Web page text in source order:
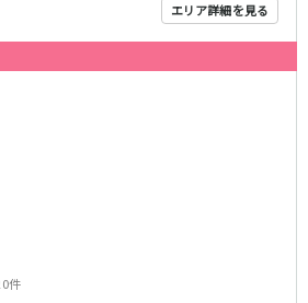
エリア詳細を見る
件